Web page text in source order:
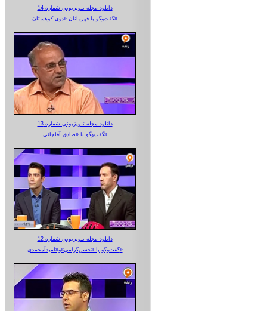
دانلود مجله تلویزیونی شماره 14
گفت‌وگو با قهرمانان «دوی کوهستان»
دانلود مجله تلویزیونی شماره 13
گفت‌وگو با «صادق آقاجانی»
دانلود مجله تلویزیونی شماره 12
گفت‌وگو با «حسن‌گرامی»و«امیدآمحمدی»